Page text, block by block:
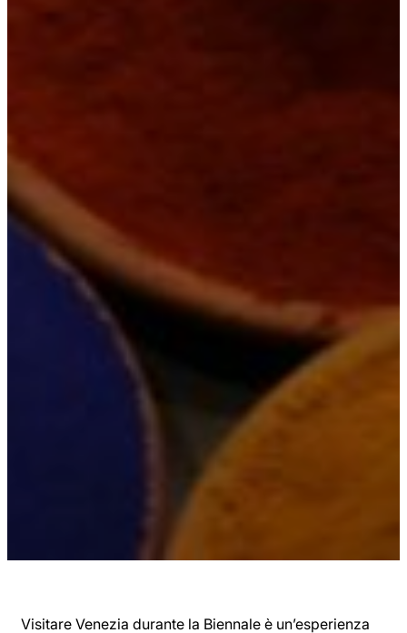
Visitare Venezia durante la Biennale è un’esperienza